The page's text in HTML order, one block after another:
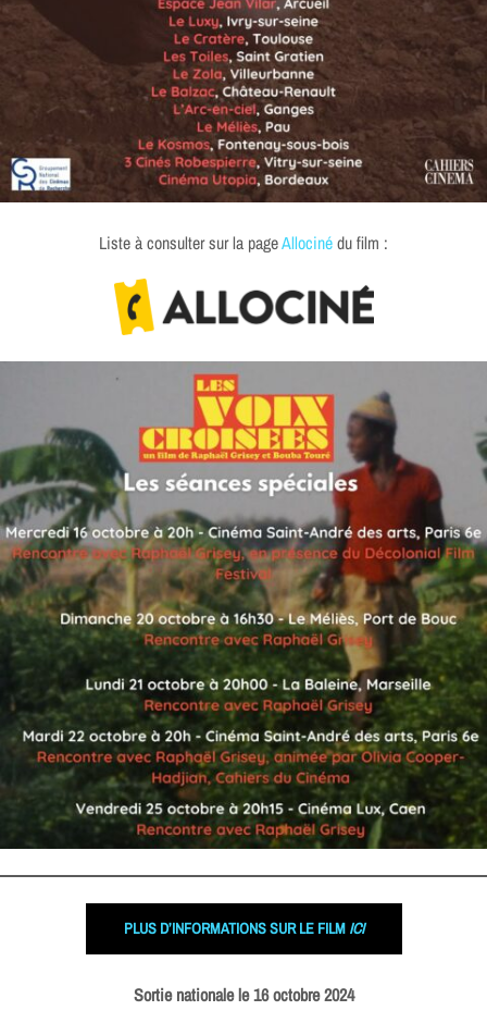
Liste à consulter sur la pageAllocinédu film :
PLUS D’INFORMATIONS SUR LE FILM ICI
Sortie nationale le 16 octobre 2024